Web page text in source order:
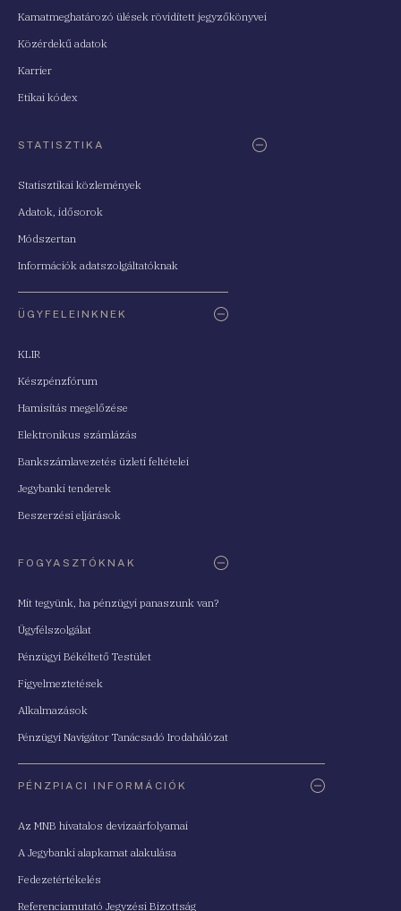
Kamatmeghatározó ülések rövidített jegyzőkönyvei
Közérdekű adatok
Karrier
Etikai kódex
STATISZTIKA
Statisztikai közlemények
Adatok, idősorok
Módszertan
Információk adatszolgáltatóknak
ÜGYFELEINKNEK
KLIR
Készpénzfórum
Hamisítás megelőzése
Elektronikus számlázás
Bankszámlavezetés üzleti feltételei
Jegybanki tenderek
Beszerzési eljárások
FOGYASZTÓKNAK
Mit tegyünk, ha pénzügyi panaszunk van?
Ügyfélszolgálat
Pénzügyi Békéltető Testület
Figyelmeztetések
Alkalmazások
Pénzügyi Navigátor Tanácsadó Irodahálózat
PÉNZPIACI INFORMÁCIÓK
Az MNB hivatalos devizaárfolyamai
A Jegybanki alapkamat alakulása
Fedezetértékelés
Referenciamutató Jegyzési Bizottság